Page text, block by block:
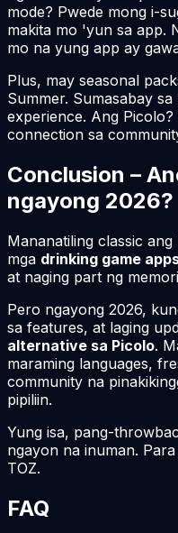
mode? Pwede mong i-
makita mo 'yun sa app.
mo na yung app ay
Plus, may seasonal
Summer. Sumasabay
experience. Ang
connection sa
Conclusion –
ngayong 2026?
Mananatiling classic
mga drinking game
at naging part ng
Pero ngayong 2026,
sa features, at laging
alternative sa Picolo.
maraming languages,
community na
pipiliin.
Yung isa, pang-
ngayon na inuman.
TOZ.
FAQ